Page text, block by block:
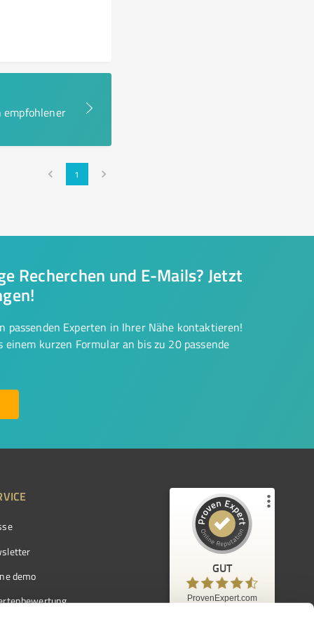
empfohlener
1
Recherchen und E-Mails? Jetzt
passenden Experten in Ihrer Nähe kontaktieren!
kurzen Formular an bis zu 20 passende
demo
GUT
ProvenExpert.com
Kundenbewertungen und Erfahrungen zu
ProvenExpert.com
97
%
Empfehlungen auf
ProvenExpert.com
4,42
/
5,00